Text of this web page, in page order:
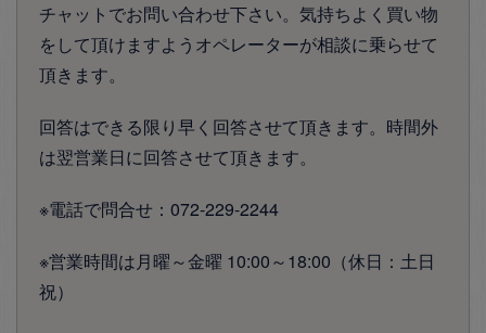
チャットでお問い合わせ下さい。気持ちよく買い物
をして頂けますようオペレーターが相談に乗らせて
頂きます。
回答はできる限り早く回答させて頂きます。時間外
は翌営業日に回答させて頂きます。
※電話で問合せ：072-229-2244
※営業時間は月曜～金曜 10:00～18:00（休日：土日
祝）